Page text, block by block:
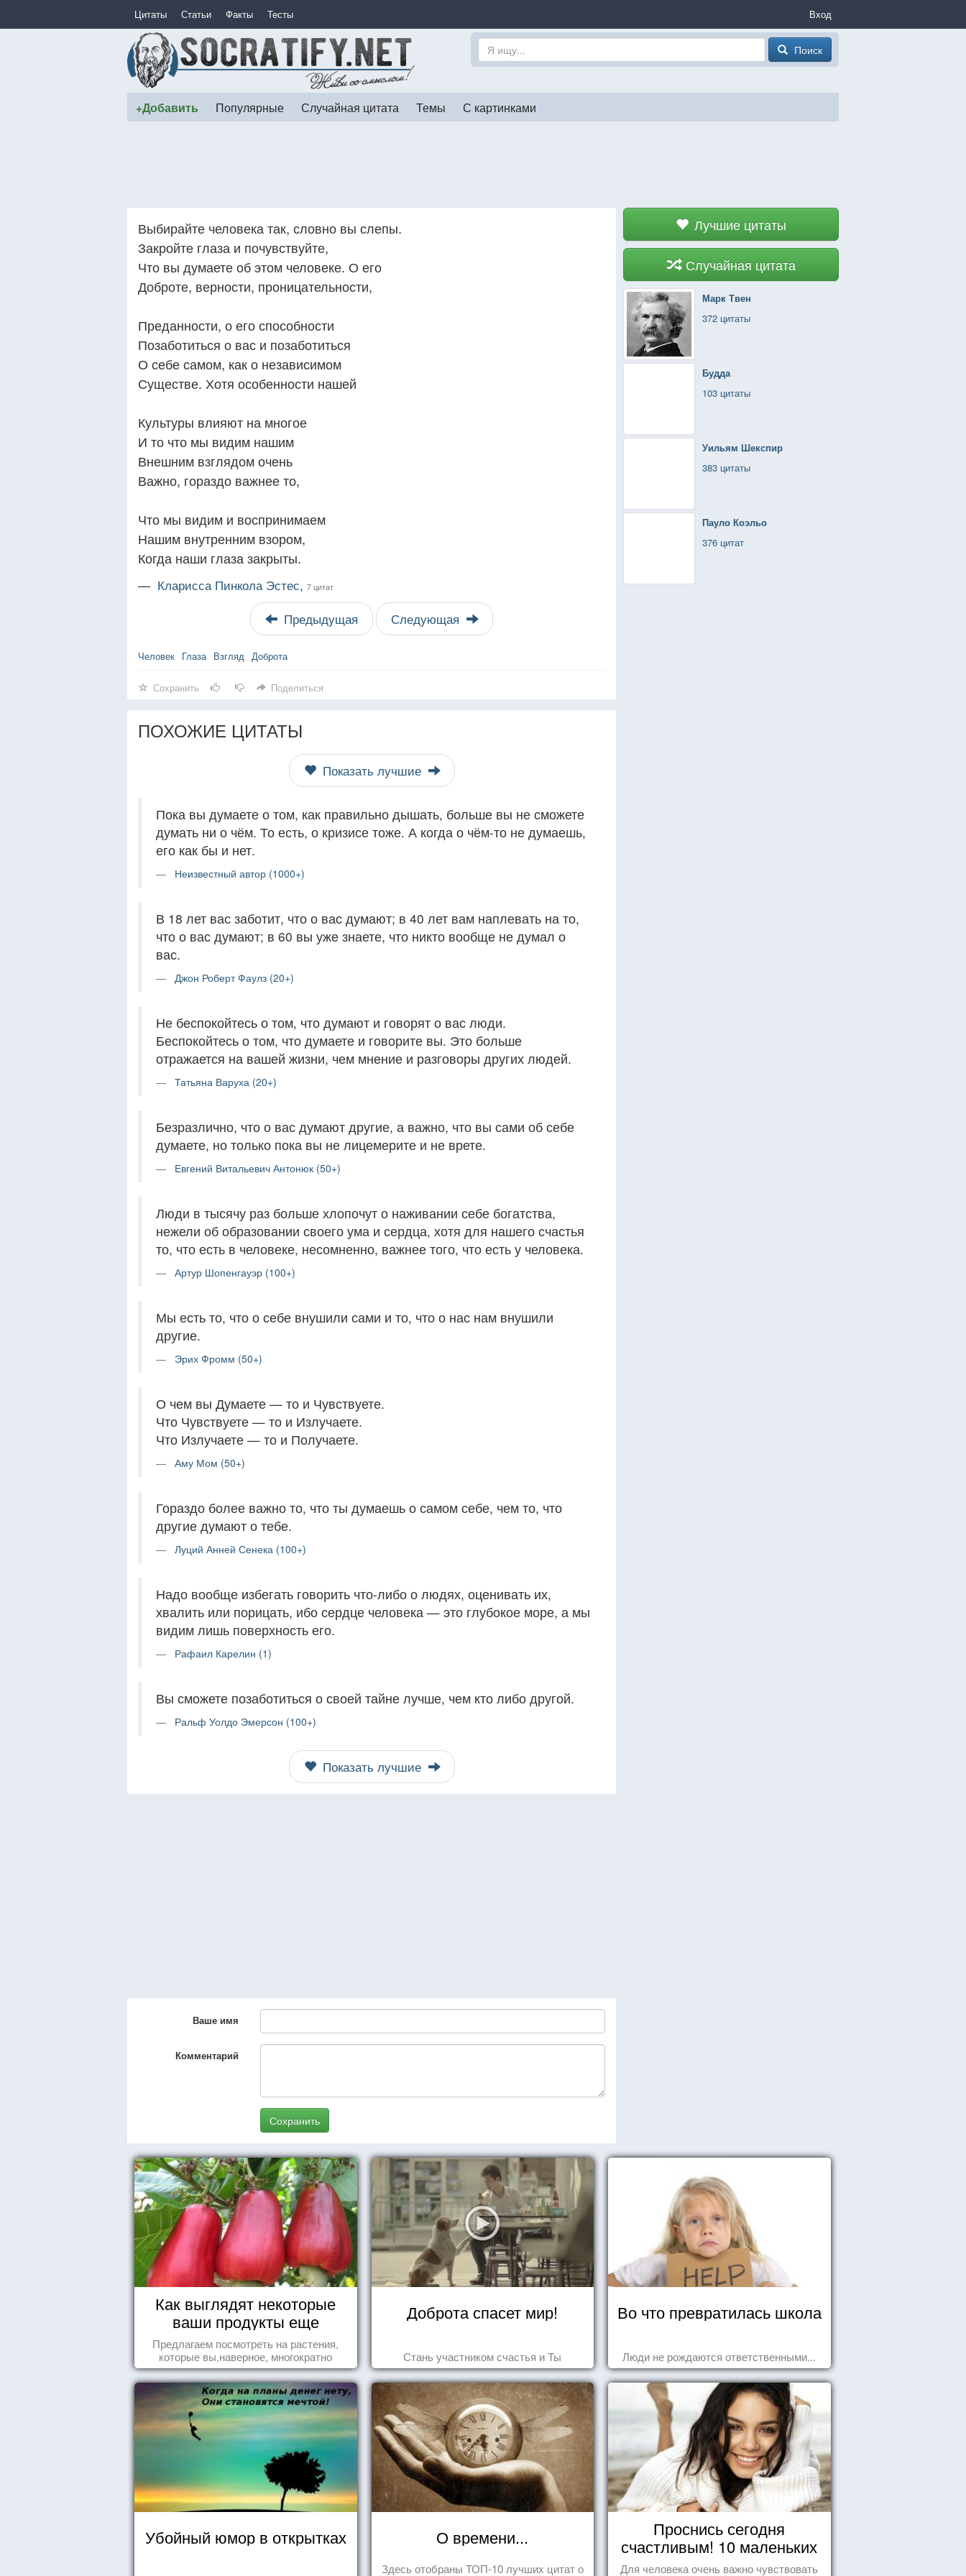
Цитаты Статьи Факты Тесты Вход
Поиск
+Добавить Популярные Случайная цитата Темы С картинками
Лучшие цитаты
Случайная цитата
Марк Твен
372 цитаты
Будда
103 цитаты
Уильям Шекспир
383 цитаты
Пауло Коэльо
376 цитат
Выбирайте человека так, словно вы слепы.
Закройте глаза и почувствуйте,
Что вы думаете об этом человеке. О его
Доброте, верности, проницательности,
Преданности, о его способности
Позаботиться о вас и позаботиться
О себе самом, как о независимом
Существе. Хотя особенности нашей
Культуры влияют на многое
И то что мы видим нашим
Внешним взглядом очень
Важно, гораздо важнее то,
Что мы видим и воспринимаем
Нашим внутренним взором,
Когда наши глаза закрыты.
— Кларисса Пинкола Эстес, 7 цитат
Предыдущая Следующая
Человек Глаза Взгляд Доброта
Сохранить Поделиться
ПОХОЖИЕ ЦИТАТЫ
Показать лучшие
Пока вы думаете о том, как правильно дышать, больше вы не сможете
думать ни о чём. То есть, о кризисе тоже. А когда о чём-то не думаешь,
его как бы и нет.
Неизвестный автор (1000+)
В 18 лет вас заботит, что о вас думают; в 40 лет вам наплевать на то,
что о вас думают; в 60 вы уже знаете, что никто вообще не думал о
вас.
Джон Роберт Фаулз (20+)
Не беспокойтесь о том, что думают и говорят о вас люди.
Беспокойтесь о том, что думаете и говорите вы. Это больше
отражается на вашей жизни, чем мнение и разговоры других людей.
Татьяна Варуха (20+)
Безразлично, что о вас думают другие, а важно, что вы сами об себе
думаете, но только пока вы не лицемерите и не врете.
Евгений Витальевич Антонюк (50+)
Люди в тысячу раз больше хлопочут о наживании себе богатства,
нежели об образовании своего ума и сердца, хотя для нашего счастья
то, что есть в человеке, несомненно, важнее того, что есть у человека.
Артур Шопенгауэр (100+)
Мы есть то, что о себе внушили сами и то, что о нас нам внушили
другие.
Эрих Фромм (50+)
О чем вы Думаете — то и Чувствуете.
Что Чувствуете — то и Излучаете.
Что Излучаете — то и Получаете.
Аму Мом (50+)
Гораздо более важно то, что ты думаешь о самом себе, чем то, что
другие думают о тебе.
Луций Анней Сенека (100+)
Надо вообще избегать говорить что-либо о людях, оценивать их,
хвалить или порицать, ибо сердце человека — это глубокое море, а мы
видим лишь поверхность его.
Рафаил Карелин (1)
Вы сможете позаботиться о своей тайне лучше, чем кто либо другой.
Ральф Уолдо Эмерсон (100+)
Показать лучшие
Ваше имя
Комментарий
Сохранить
Как выглядят некоторые
ваши продукты еще
живыми?
Предлагаем посмотреть на растения,
которые вы,наверное, многократно
видели , но никогда не представляли
себе, что употребляете их в пищу.
Доброта спасет мир!
Стань участником счастья и Ты
Во что превратилась школа
Люди не рождаются ответственными...
Убойный юмор в открытках О времени...
Здесь отобраны ТОП-10 лучших цитат о
Проснись сегодня
счастливым! 10 маленьких
радостей настоящего
Для человека очень важно чувствовать